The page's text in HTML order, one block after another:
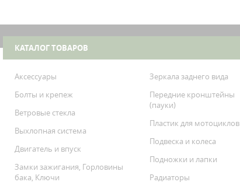
GSX250S
КАТАЛОГ ТОВАРОВ
Аксессуары
Болты и крепеж
Ветровые стекла
Выхлопная система
Двигатель и впуск
Замки зажигания, Горловины
бака, Ключи
Зеркала заднего вида
Передние кронштейны
(пауки)
Пластик для мотоциклов
Подвеска и колеса
Подножки и лапки
Радиаторы